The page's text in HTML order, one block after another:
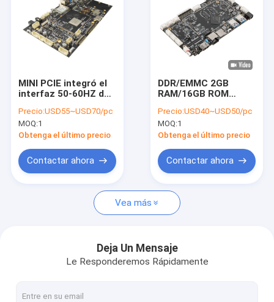
Sobre nosotros
Viaje de la fábrica
Noticias
Casos
Tablero integrado del BRAZO
Tablero integrado de Linux
MINI PCIE integró el
interfaz 50-60HZ de
módulo del tablero
3G 4G del BRAZO
Precio:USD55~USD70/pc
MOQ:1
Obtenga el último precio
Contactar ahora
DDR/EMMC 2GB
RAM/16GB ROM
integrada con GPU
Mali-G52
Precio:USD40~USD50/pc
MOQ:1
Obtenga el último precio
Contactar ahora
Vea más
Deja Un Mensaje
Le Responderemos Rápidamente